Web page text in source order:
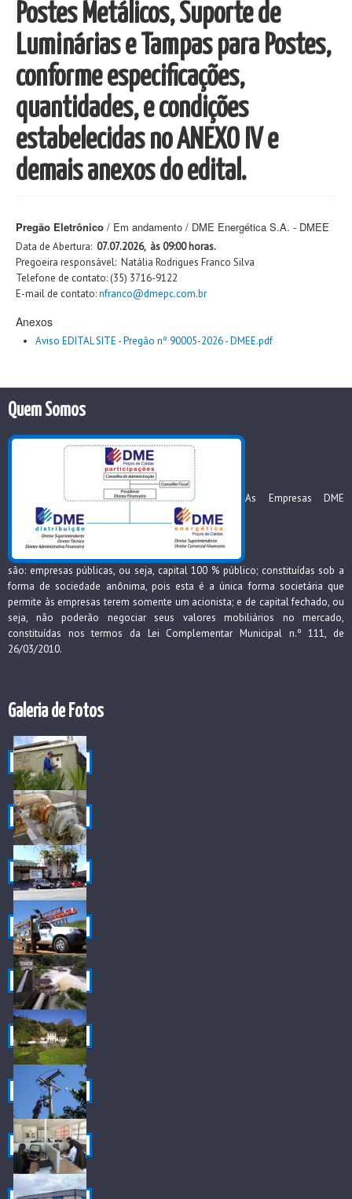
Postes Metálicos, Suporte de
Luminárias e Tampas para Postes,
conforme especificações,
quantidades, e condições
estabelecidas no ANEXO IV e
demais anexos do edital.
Pregão Eletrônico / Em andamento / DME Energética S.A. - DMEE
Data de Abertura: 07.07.2026, às 09:00 horas.
Pregoeira responsável: Natália Rodrigues Franco Silva
Telefone de contato: (35) 3716-9122
E-mail de contato:nfranco@dmepc.com.br
Anexos
Aviso EDITAL SITE - Pregão nº 90005-2026 - DMEE.pdf
Quem Somos
As Empresas DME
são: empresas públicas, ou seja, capital 100 % público; constituídas sob a
forma de sociedade anônima, pois esta é a única forma societária que
permite às empresas terem somente um acionista; e de capital fechado, ou
seja, não poderão negociar seus valores mobiliários no mercado,
constituídas nos termos da Lei Complementar Municipal n.º 111, de
26/03/2010.
Galeria de Fotos